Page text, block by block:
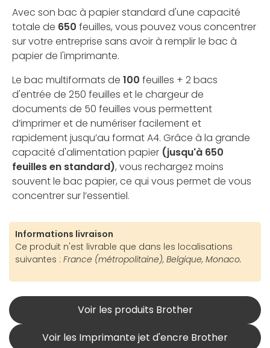
Avec son bac à papier standard d'une capacité
totale de 650 feuilles, vous pouvez vous concentrer
sur votre entreprise sans avoir à remplir le bac à
papier de l'imprimante.
Le bac multiformats de 100 feuilles + 2 bacs
d'entrée de 250 feuilles et le chargeur de
documents de 50 feuilles vous permettent
d’imprimer et de numériser facilement et
rapidement jusqu’au format A4. Grâce à la grande
capacité d'alimentation papier (jusqu'à 650
feuilles en standard), vous rechargez moins
souvent le bac papier, ce qui vous permet de vous
concentrer sur l’essentiel.
Informations livraison
Ce produit n'est livrable que dans les localisations
suivantes : France (métropolitaine), Belgique, Monaco.
Voir les produits Brother
Voir les Imprimante jet d'encre Brother